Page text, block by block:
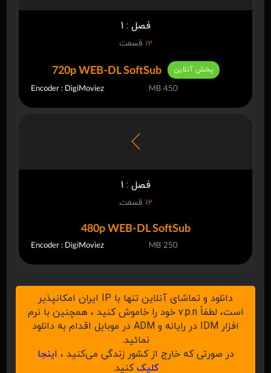
فصل : 1
12 قسمت
720p WEB-DL SoftSub پخش آنلاین
Encoder : DigiMoviez 450 MB
فصل : 1
12 قسمت
480p WEB-DL SoftSub
Encoder : DigiMoviez 250 MB
دانلود و تماشای آنلاین تنها با IP ایران امکانپذیر
است، لطفاً v.p.n خود را خاموش کنید ، همچنین با نرم
افزار IDM در رایانه و ADM در موبایل اقدام به دانلود
نمائید.
در صورتی که خارج از کشور زندگی می‌کنید ، اینجا
کلیککنید.